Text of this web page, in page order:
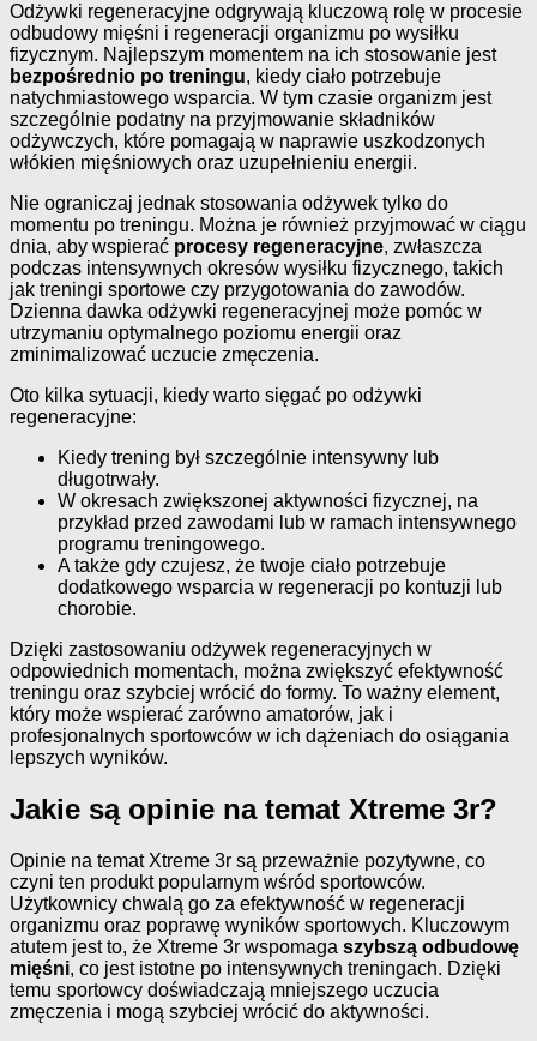
Odżywki regeneracyjne odgrywają kluczową rolę w procesie
odbudowy mięśni i regeneracji organizmu po wysiłku
fizycznym. Najlepszym momentem na ich stosowanie jest
bezpośrednio po treningu, kiedy ciało potrzebuje
natychmiastowego wsparcia. W tym czasie organizm jest
szczególnie podatny na przyjmowanie składników
odżywczych, które pomagają w naprawie uszkodzonych
włókien mięśniowych oraz uzupełnieniu energii.
Nie ograniczaj jednak stosowania odżywek tylko do
momentu po treningu. Można je również przyjmować w ciągu
dnia, aby wspierać procesy regeneracyjne, zwłaszcza
podczas intensywnych okresów wysiłku fizycznego, takich
jak treningi sportowe czy przygotowania do zawodów.
Dzienna dawka odżywki regeneracyjnej może pomóc w
utrzymaniu optymalnego poziomu energii oraz
zminimalizować uczucie zmęczenia.
Oto kilka sytuacji, kiedy warto sięgać po odżywki
regeneracyjne:
Kiedy trening był szczególnie intensywny lub
długotrwały.
W okresach zwiększonej aktywności fizycznej, na
przykład przed zawodami lub w ramach intensywnego
programu treningowego.
A także gdy czujesz, że twoje ciało potrzebuje
dodatkowego wsparcia w regeneracji po kontuzji lub
chorobie.
Dzięki zastosowaniu odżywek regeneracyjnych w
odpowiednich momentach, można zwiększyć efektywność
treningu oraz szybciej wrócić do formy. To ważny element,
który może wspierać zarówno amatorów, jak i
profesjonalnych sportowców w ich dążeniach do osiągania
lepszych wyników.
Jakie są opinie na temat Xtreme 3r?
Opinie na temat Xtreme 3r są przeważnie pozytywne, co
czyni ten produkt popularnym wśród sportowców.
Użytkownicy chwalą go za efektywność w regeneracji
organizmu oraz poprawę wyników sportowych. Kluczowym
atutem jest to, że Xtreme 3r wspomaga szybszą odbudowę
mięśni, co jest istotne po intensywnych treningach. Dzięki
temu sportowcy doświadczają mniejszego uczucia
zmęczenia i mogą szybciej wrócić do aktywności.